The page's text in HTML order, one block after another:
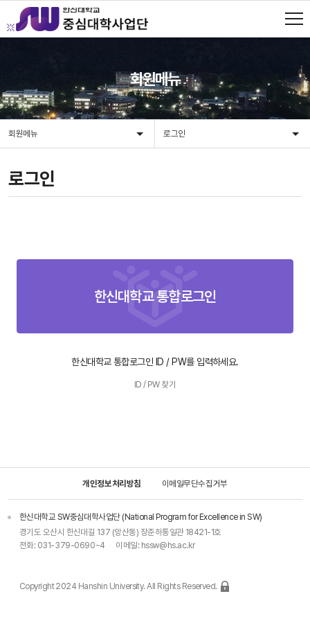
회원메뉴
회원메뉴 로그인
로그인
한신대학교 통합로그인 ID / PW를 입력하세요.
ID / PW 찾기
개인정보처리방침 이메일무단수집거부
한신대학교 SW중심대학사업단 (National Program for Excellence in SW)
경기도 오산시 한신대길 137 (앙산동) 장준하통일관 18421-1호
전화: 031-379-0690~4 이메일: hssw@hs.ac.kr
Copyright 2024 Hanshin University. All Rights Reserved.